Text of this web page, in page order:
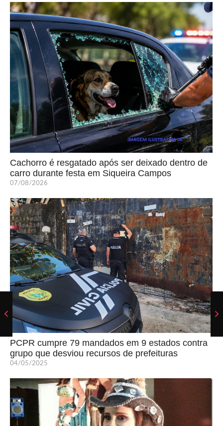
Cachorro é resgatado após ser deixado dentro de
carro durante festa em Siqueira Campos
07/08/2026
PCPR cumpre 79 mandados em 9 estados contra
grupo que desviou recursos de prefeituras
04/05/2025